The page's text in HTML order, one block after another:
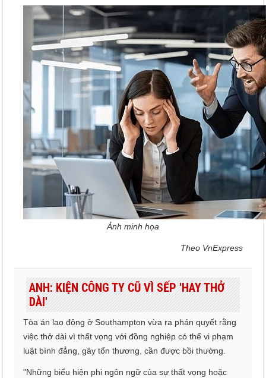
Ảnh minh họa
Theo VnExpress
ANH: KIỆN CÔNG TY CŨ VÌ SẾP 'HAY THỞ
DÀI'
Tòa án lao động ở Southampton vừa ra phán quyết rằng
việc thở dài vì thất vọng với đồng nghiệp có thể vi phạm
luật bình đẳng, gây tổn thương, cần được bồi thường.
"Những biểu hiện phi ngôn ngữ của sự thất vọng hoặc